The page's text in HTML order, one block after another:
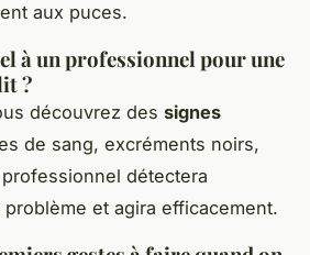
aux puces.
à un professionnel pour une
?
découvrez des signes
de sang, excréments noirs,
détectera
et agira efficacement.